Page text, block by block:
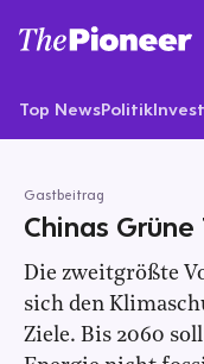
Top NewsPolitik
Gastbeitrag
Chinas
Die zweitgrößte
sich den
Ziele. Bis 2060